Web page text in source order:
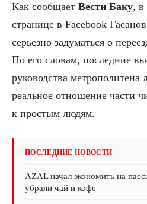
Как сообщает Вести Баку, в
странице в Facebook
серьезно задуматься о
По его словам, последние
руководства метрополитена
реальное отношение части
к простым людям.
ПОСЛЕДНИЕ НОВОСТИ
AZAL начал экономить на
убрали чай и кофе